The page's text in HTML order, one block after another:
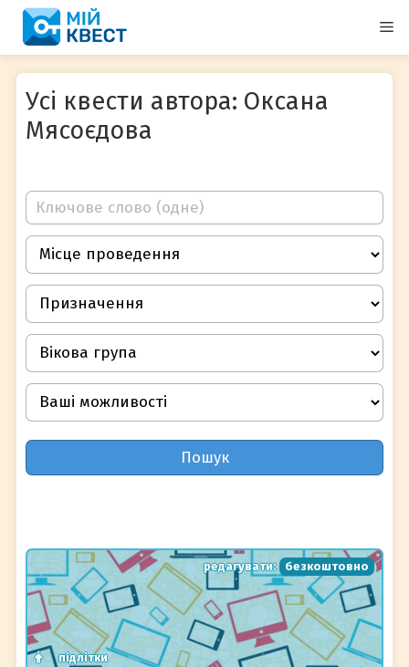
Перейти
вмісту
Усі квести автора: Оксана
Мясоєдова
Пошук
редагувати: безкоштовно
підлітки